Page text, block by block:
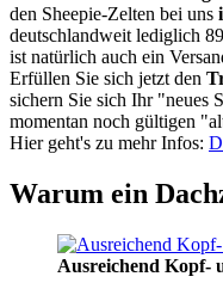
den Sheepie-Zelten bei uns
deutschlandweit lediglich
ist natürlich auch ein
Erfüllen Sie sich jetzt den
sichern Sie sich Ihr "neues
momentan noch gültigen
Hier geht's zu mehr Infos:
Warum ein
Ausreichend Kopf-